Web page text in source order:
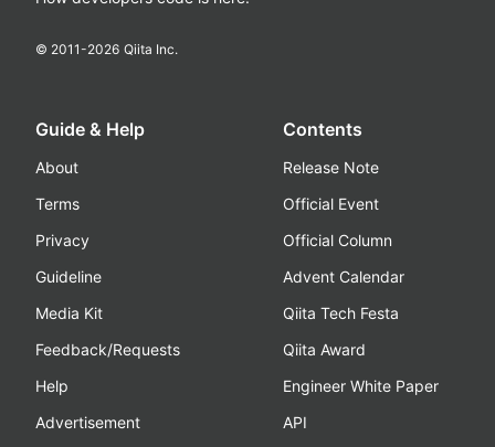
© 2011-2026 Qiita Inc.
Guide & Help
About
Terms
Privacy
Guideline
Media Kit
Feedback/Requests
Help
Advertisement
Contents
Release Note
Official Event
Official Column
Advent Calendar
Qiita Tech Festa
Qiita Award
Engineer White Paper
API